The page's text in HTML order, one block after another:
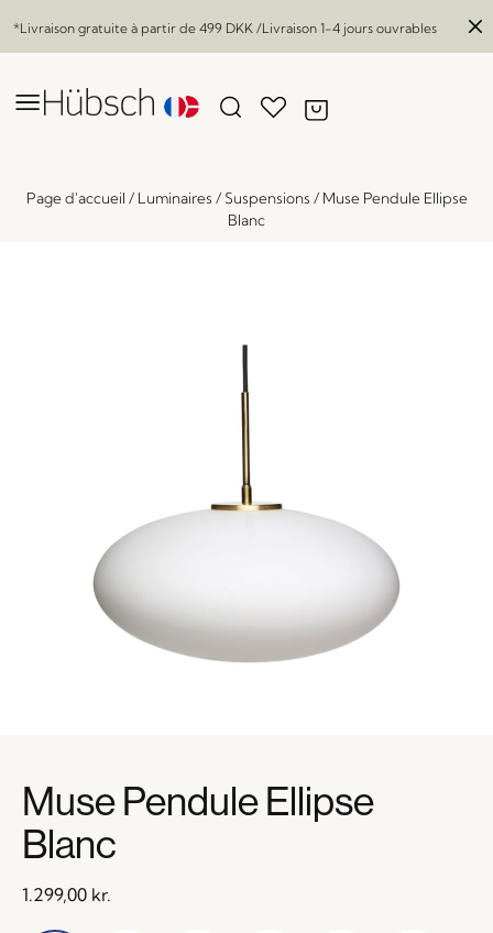
*Livraison gratuite à partir de 499 DKK /Livraison 1-4 jours ouvrables
Page d'accueil / Luminaires / Suspensions / Muse Pendule Ellipse
Blanc
Muse Pendule Ellipse
Blanc
1.299,00 kr.